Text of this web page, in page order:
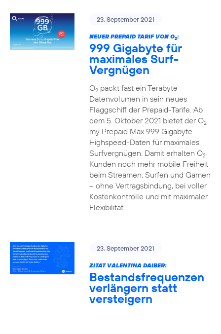
23. September 2021
NEUER PREPAID TARIF VON O2:
999 Gigabyte für
maximales Surf-
Vergnügen
O2packt fast ein Terabyte
Datenvolumen in sein neues
Flaggschiff der Prepaid-Tarife. Ab
dem 5. Oktober 2021 bietet der O2
my Prepaid Max 999 Gigabyte
Highspeed-Daten für maximales
Surfvergnügen. Damit erhalten O2
Kunden noch mehr mobile Freiheit
beim Streamen, Surfen und Gamen
– ohne Vertragsbindung, bei voller
Kostenkontrolle und mit maximaler
Flexibilität.
23. September 2021
ZITAT VALENTINA DAIBER:
Bestandsfrequenzen
verlängern statt
versteigern